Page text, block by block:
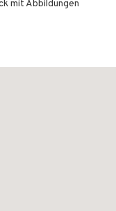
mit Abbildungen